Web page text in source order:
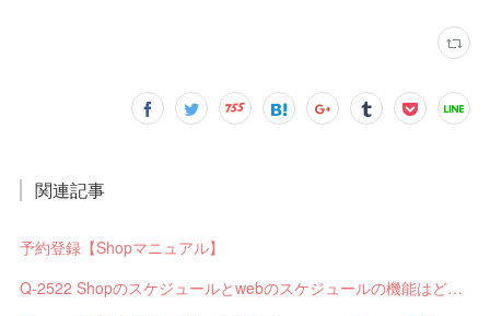
関連記事
予約登録【Shopマニュアル】
Q-2522 Shopのスケジュールとwebのスケジュールの機能はどう違いますか？